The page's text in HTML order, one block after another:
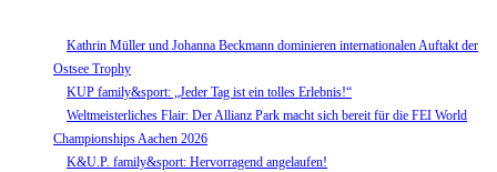
Kathrin Müller und Johanna Beckmann dominieren internationalen Auftakt der
Ostsee Trophy
KUP family&sport: „Jeder Tag ist ein tolles Erlebnis!“
Weltmeisterliches Flair: Der Allianz Park macht sich bereit für die FEI World
Championships Aachen 2026
K&U.P. family&sport: Hervorragend angelaufen!